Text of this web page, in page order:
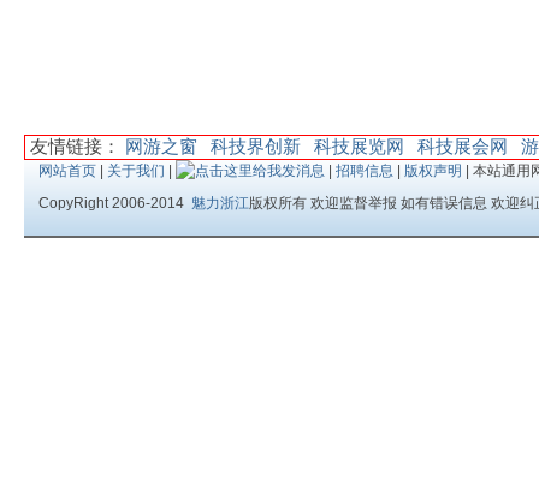
友情链接： 网游之窗 科技界创新 科技展览网 科技展会网
网站首页 关于我们 招聘信息 版权声明
| 本站通用
CopyRight 2006-2014 魅力浙江版权所有 欢迎监督举报 如有错误信息 欢迎纠